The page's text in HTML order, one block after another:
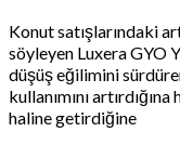
Konut satışlarındaki
söyleyen Luxera GYO
düşüş eğilimini
kullanımını
haline getirdiğine